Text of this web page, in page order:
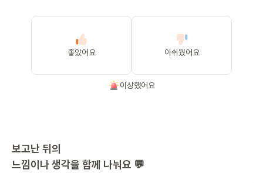
좋았어요 아쉬웠어요
이상했어요
보고난 뒤의
느낌이나 생각을 함께 나눠요 💬